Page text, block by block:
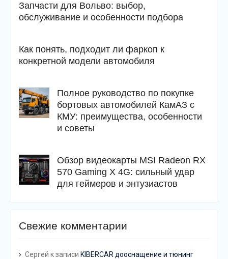
Запчасти для Вольво: выбор,
обслуживание и особенности подбора
Как понять, подходит ли фаркоп к
конкретной модели автомобиля
Полное руководство по покупке
бортовых автомобилей КамАЗ с
КМУ: преимущества, особенности
и советы
Обзор видеокарты MSI Radeon RX
570 Gaming X 4G: сильный удар
для геймеров и энтузиастов
Свежие комментарии
Сергей к записи KIBERCAR дооснащение и тюнинг